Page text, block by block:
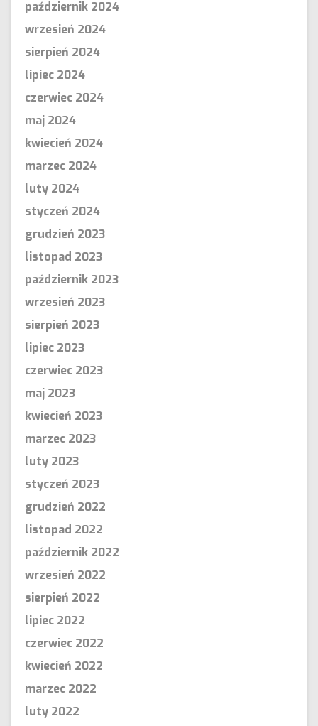
październik 2024
wrzesień 2024
sierpień 2024
lipiec 2024
czerwiec 2024
maj 2024
kwiecień 2024
marzec 2024
luty 2024
styczeń 2024
grudzień 2023
listopad 2023
październik 2023
wrzesień 2023
sierpień 2023
lipiec 2023
czerwiec 2023
maj 2023
kwiecień 2023
marzec 2023
luty 2023
styczeń 2023
grudzień 2022
listopad 2022
październik 2022
wrzesień 2022
sierpień 2022
lipiec 2022
czerwiec 2022
kwiecień 2022
marzec 2022
luty 2022